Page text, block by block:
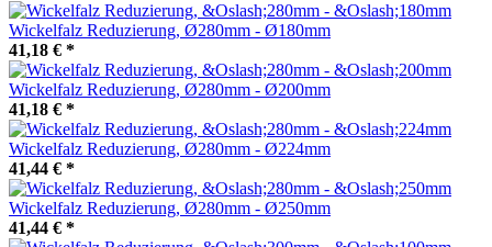
Wickelfalz Reduzierung, Ø280mm - Ø180mm
41,18 € *
Wickelfalz Reduzierung, Ø280mm - Ø200mm
41,18 € *
Wickelfalz Reduzierung, Ø280mm - Ø224mm
41,44 € *
Wickelfalz Reduzierung, Ø280mm - Ø250mm
41,44 € *